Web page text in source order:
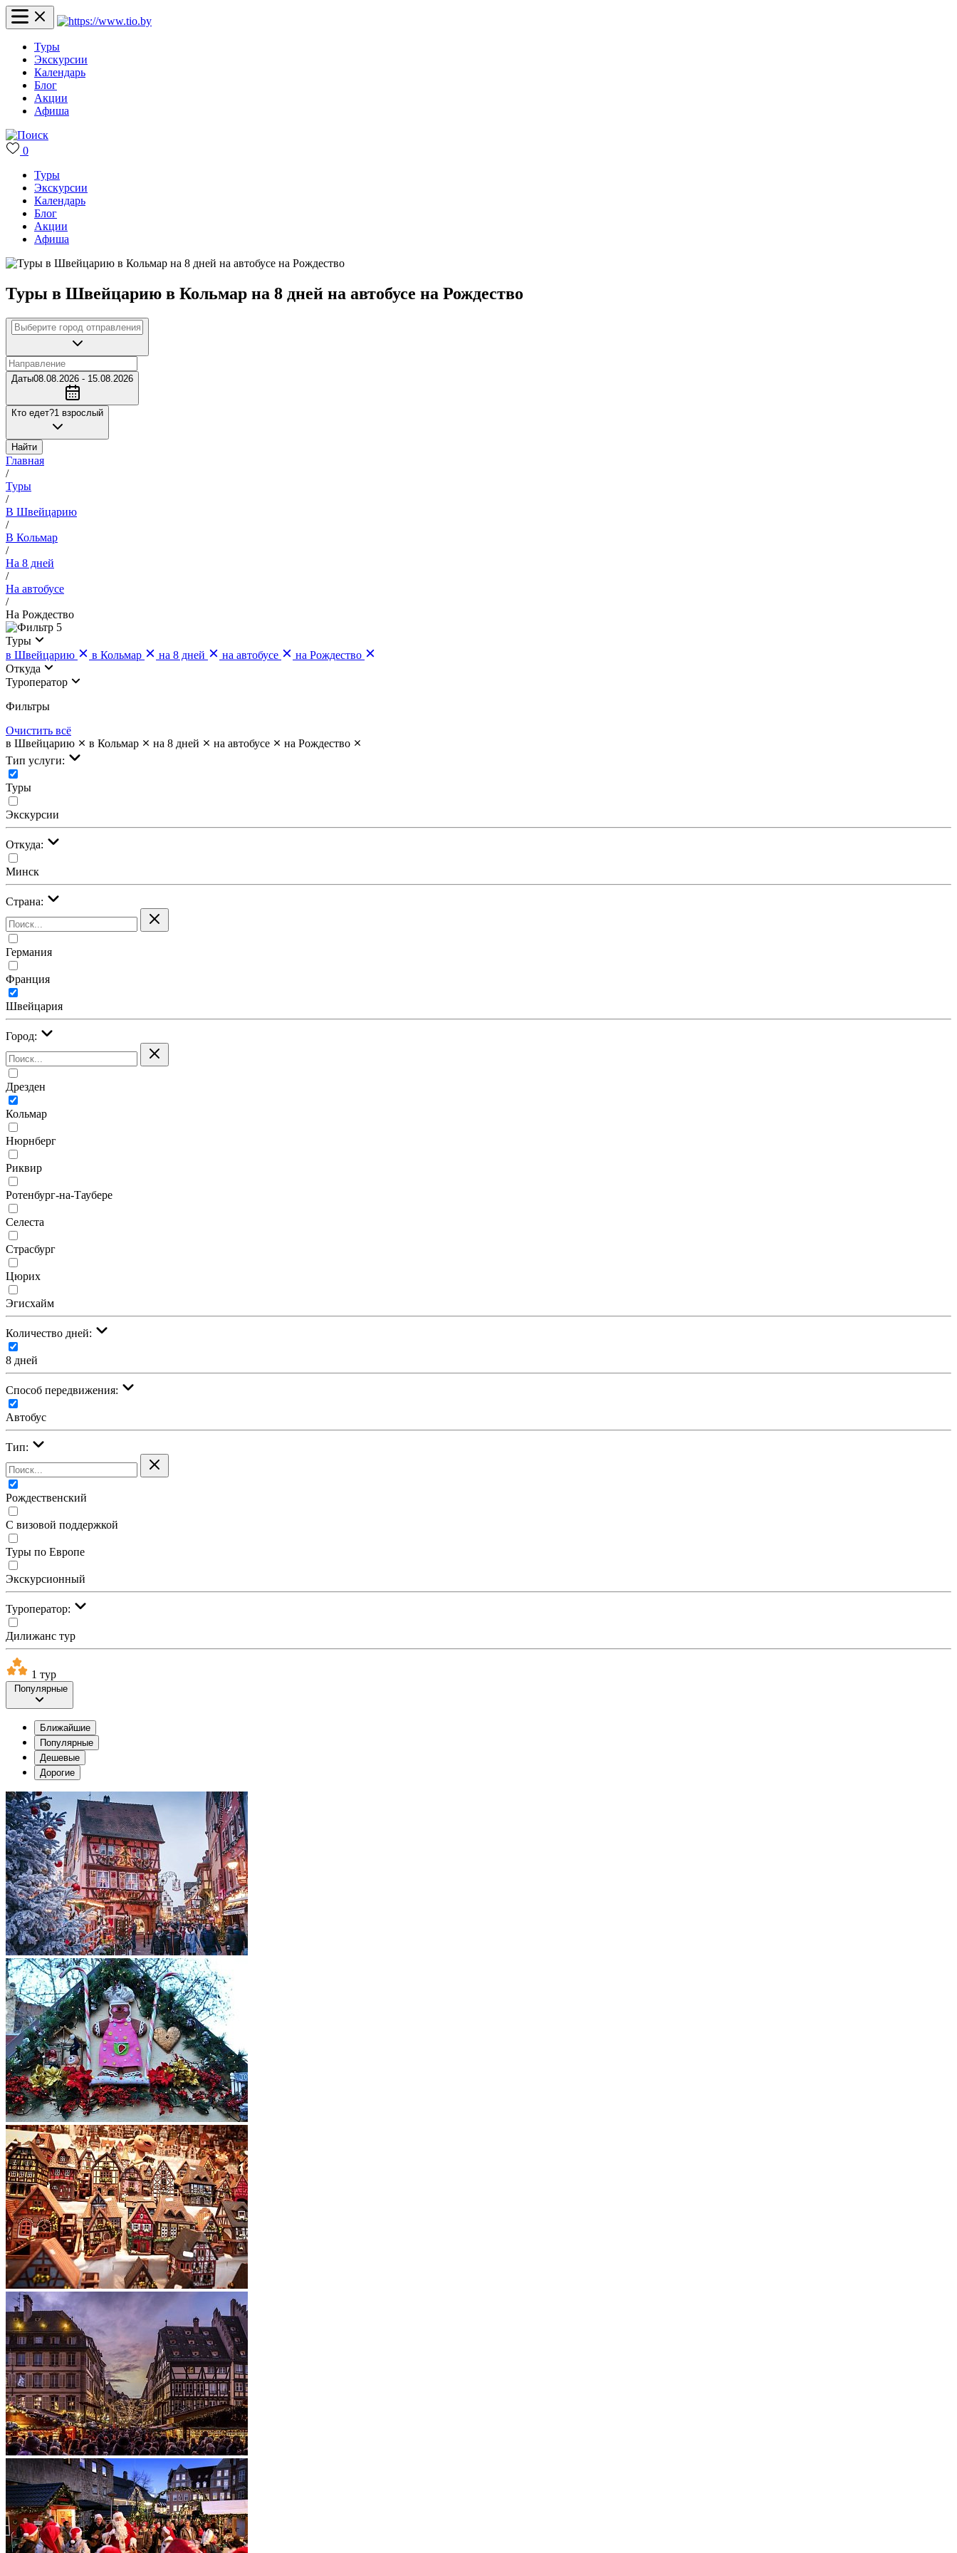
Туры
Экскурсии
Календарь
Блог
Акции
Афиша
0
Туры
Экскурсии
Календарь
Блог
Акции
Афиша
Туры в Швейцарию в Кольмар на 8 дней на автобусе на Рождество
Даты08.08.2026 - 15.08.2026
Кто едет?1 взрослый
Найти
Главная
/
Туры
/
В Швейцарию
/
В Кольмар
/
На 8 дней
/
На автобусе
/
На Рождество
5
Туры
в Швейцарию
в Кольмар на 8 дней на автобусе
на Рождество
Откуда
Туроператор
Фильтры
Очистить всё
в Швейцарию
в Кольмар на 8 дней на автобусе
на Рождество
Тип услуги:
Туры
Экскурсии
Откуда:
Минск
Страна:
Германия
Франция
Швейцария
Город:
Дрезден
Кольмар
Нюрнберг
Риквир
Ротенбург-на-Таубере
Селеста
Страсбург
Цюрих
Эгисхайм
Количество дней:
8 дней
Cпособ передвижения:
Автобус
Тип:
Рождественский
С визовой поддержкой
Туры по Европе
Экскурсионный
Туроператор:
Дилижанс тур
1 тур
Популярные
Ближайшие
Популярные
Дешевые
Дорогие